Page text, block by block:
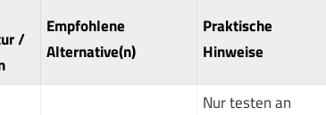
/
Empfohlene
Alternative(n)
Praktische
Hinweise
Nur testen an